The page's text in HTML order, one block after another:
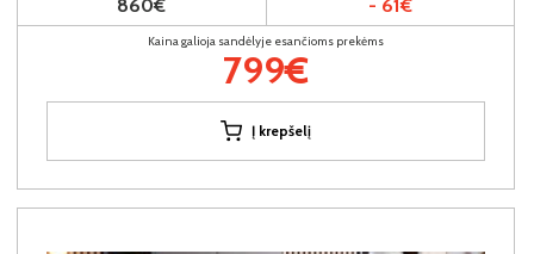
860€ - 61€
Kaina galioja sandėlyje esančioms prekėms
799€
Į krepšelį